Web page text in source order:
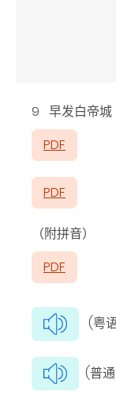
9 早发白帝城
PDF
PDF
（附拼音）
PDF
(粤
(普